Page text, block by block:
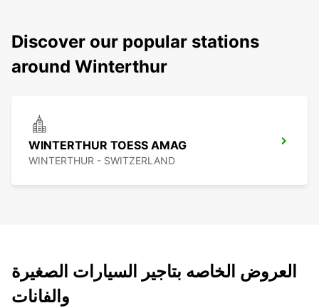
Discover our popular stations
around Winterthur
WINTERTHUR TOESS AMAG
WINTERTHUR - SWITZERLAND
العروض الخاصه بتاجير السيارات الصغيرة
والفانات